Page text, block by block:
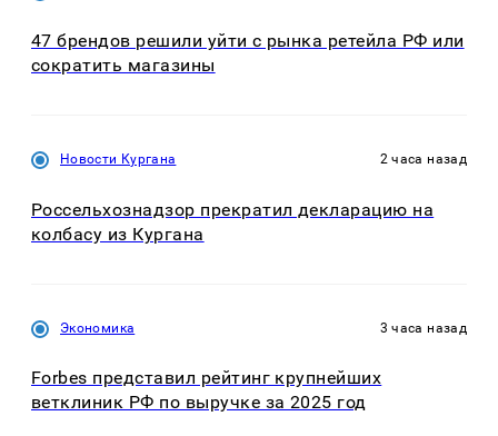
47 брендов решили уйти с рынка ретейла РФ или
сократить магазины
Новости Кургана 2 часа назад
Россельхознадзор прекратил декларацию на
колбасу из Кургана
Экономика 3 часа назад
Forbes представил рейтинг крупнейших
ветклиник РФ по выручке за 2025 год